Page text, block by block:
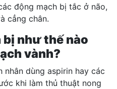
động mạch bị tắc ở não,
cẳng chân.
bị như thế nào
vành?
nhân dùng aspirin hay các
khi làm thủ thuật nong